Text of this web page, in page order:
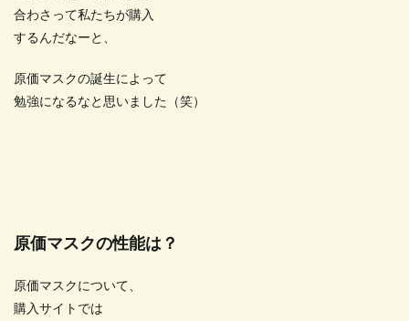
合わさって私たちが購入
するんだなーと、
原価マスクの誕生によって
勉強になるなと思いました（笑）
原価マスクの性能は？
原価マスクについて、
購入サイトでは